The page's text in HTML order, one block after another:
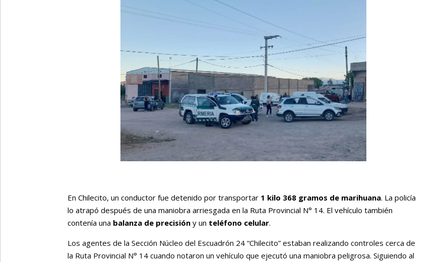
En Chilecito, un conductor fue detenido por transportar 1 kilo 368 gramos de marihuana. La policía
lo atrapó después de una maniobra arriesgada en la Ruta Provincial N° 14. El vehículo también
contenía una balanza de precisión y un teléfono celular.
Los agentes de la Sección Núcleo del Escuadrón 24 “Chilecito” estaban realizando controles cerca de
la Ruta Provincial N° 14 cuando notaron un vehículo que ejecutó una maniobra peligrosa. Siguiendo al